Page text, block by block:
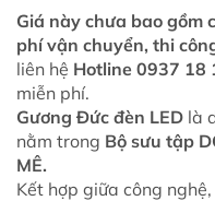
Giá này chưa bao gồm
phí vận chuyển, thi
liên hệ Hotline 0937 18
miễn phí.
Gương Đức đèn LED là
nằm trong Bộ sưu tập
MÊ.
Kết hợp giữa công